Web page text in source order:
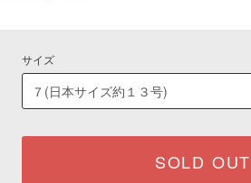
サイズ
SOLD OUT